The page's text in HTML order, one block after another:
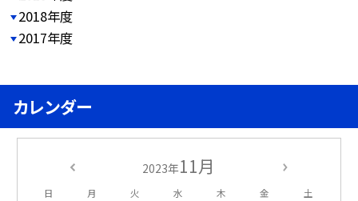
2018年度
2017年度
カレンダー
2023年11月
日 月 火 水 木 金 土